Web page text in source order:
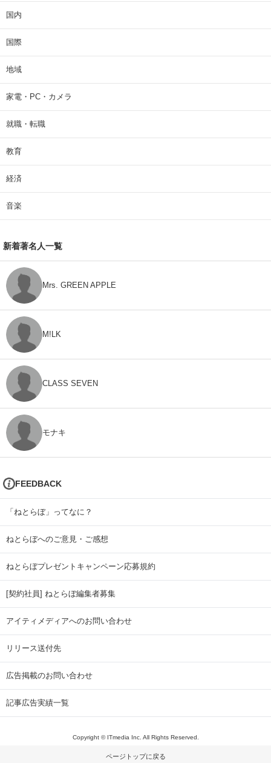
国内
国際
地域
家電・PC・カメラ
就職・転職
教育
経済
音楽
新着著名人一覧
Mrs. GREEN APPLE
M!LK
CLASS SEVEN
モナキ
FEEDBACK
「ねとらぼ」ってなに？
ねとらぼへのご意見・ご感想
ねとらぼプレゼントキャンペーン応募規約
[契約社員] ねとらぼ編集者募集
アイティメディアへのお問い合わせ
リリース送付先
広告掲載のお問い合わせ
記事広告実績一覧
Copyright © ITmedia Inc. All Rights Reserved.
ページトップに戻る